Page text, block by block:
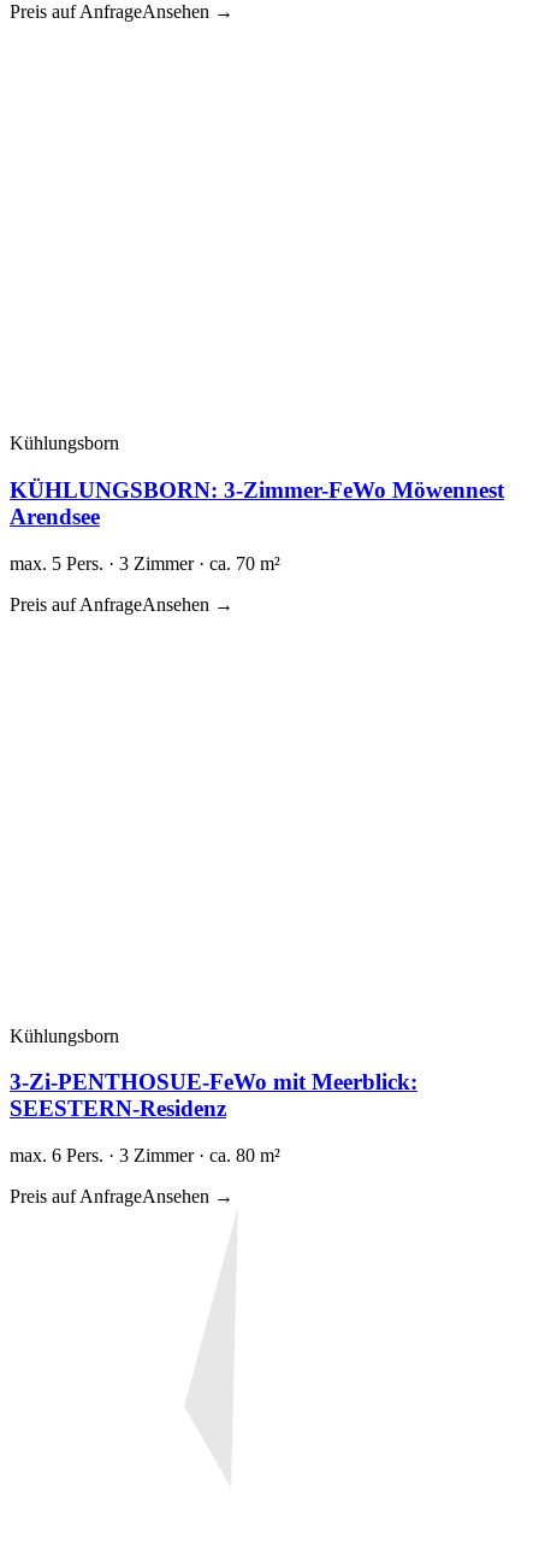
Preis auf AnfrageAnsehen →
Kühlungsborn
KÜHLUNGSBORN: 3-Zimmer-FeWo Möwennest
Arendsee
max. 5 Pers. · 3 Zimmer · ca. 70 m²
Preis auf AnfrageAnsehen →
Kühlungsborn
3-Zi-PENTHOSUE-FeWo mit Meerblick:
SEESTERN-Residenz
max. 6 Pers. · 3 Zimmer · ca. 80 m²
Preis auf AnfrageAnsehen →